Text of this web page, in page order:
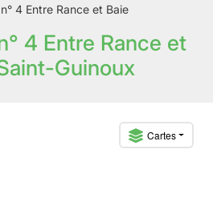
4 Entre Rance et Baie
4 Entre Rance et
Guinoux
Cartes